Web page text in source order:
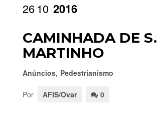
26 10 2016
CAMINHADA DE S.
MARTINHO
Anúncios, Pedestrianismo
Por AFIS/Ovar 0